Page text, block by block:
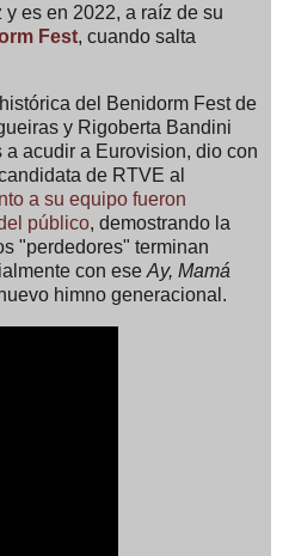
es en 2022, a raíz de su
Fest, cuando salta
del Benidorm Fest de
y Rigoberta Bandini
acudir a Eurovision, dio con
de RTVE al
a su equipo fueron
público, demostrando la
"perdedores" terminan
con ese Ay, Mamá
himno generacional.